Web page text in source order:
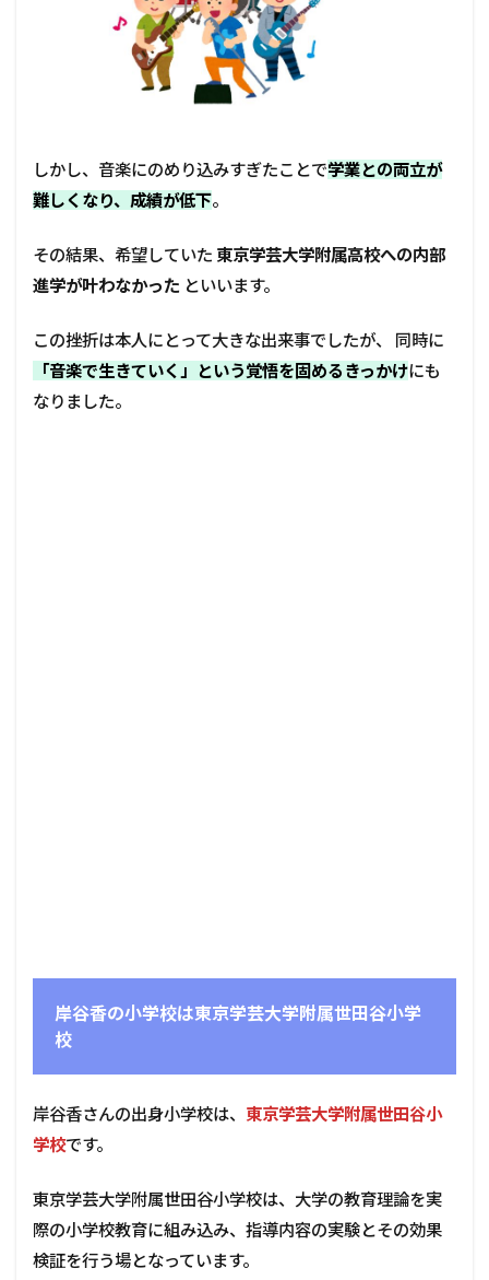
しかし、音楽にのめり込みすぎたことで学業との両立が
難しくなり、成績が低下。
その結果、希望していた 東京学芸大学附属高校への内部
進学が叶わなかった といいます。
この挫折は本人にとって大きな出来事でしたが、 同時に
「音楽で生きていく」という覚悟を固めるきっかけにも
なりました。
岸谷香の小学校は東京学芸大学附属世田谷小学
校
岸谷香さんの出身小学校は、 東京学芸大学附属世田谷小
学校です。
東京学芸大学附属世田谷小学校は、大学の教育理論を実
際の小学校教育に組み込み、指導内容の実験とその効果
検証を行う場となっています。